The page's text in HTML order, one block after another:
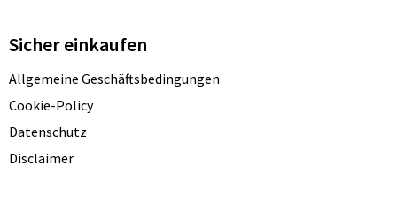
Sicher einkaufen
Allgemeine Geschäftsbedingungen
Cookie-Policy
Datenschutz
Disclaimer